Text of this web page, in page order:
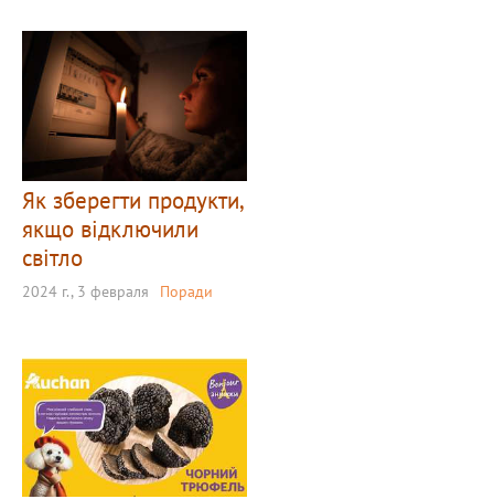
Як зберегти продукти,
якщо відключили
світло
2024 г., 3 февраля Поради